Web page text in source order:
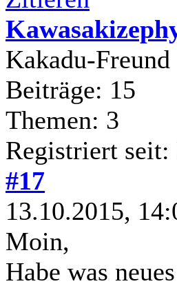
Kakadu-Freund
Beiträge: 15
Themen: 3
Registriert
#17
13.10.2015,
Moin,
Habe was